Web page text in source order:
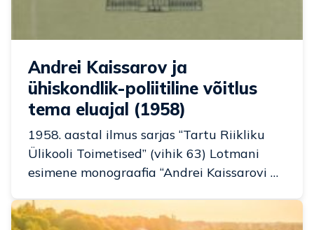
Andrei Kaissarov ja
ühiskondlik-poliitiline võitlus
tema eluajal (1958)
1958. aastal ilmus sarjas “Tartu Riikliku
Ülikooli Toimetised” (vihik 63) Lotmani
esimene monograafia “Andrei Kaissarovi …